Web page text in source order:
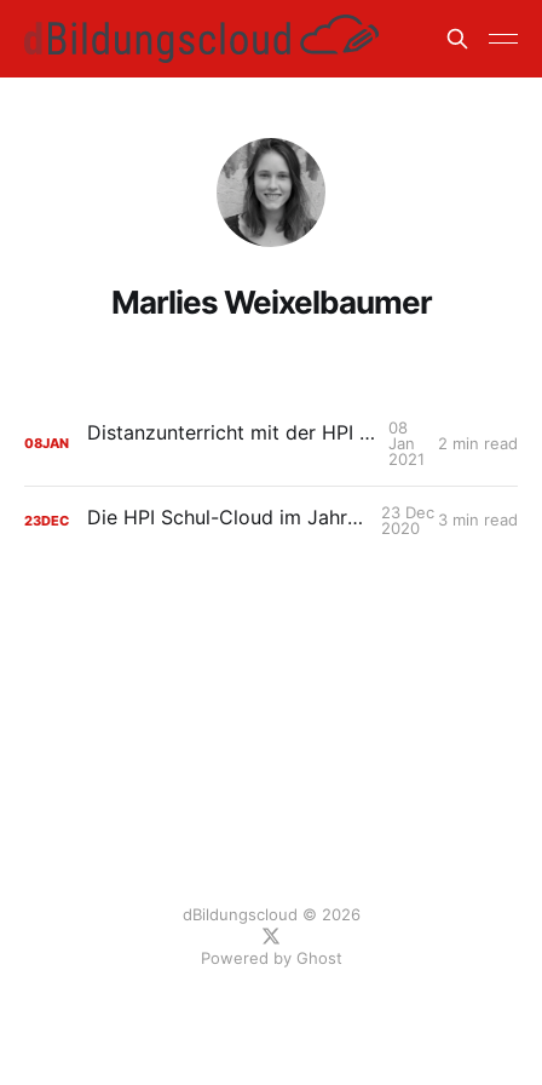
Marlies Weixelbaumer
08JAN Distanzunterricht mit der HPI Schul-Cloud
08
Jan
2021
2 min read
23DEC Die HPI Schul-Cloud im Jahresrückblick
23 Dec
2020
3 min read
dBildungscloud © 2026
Powered by Ghost